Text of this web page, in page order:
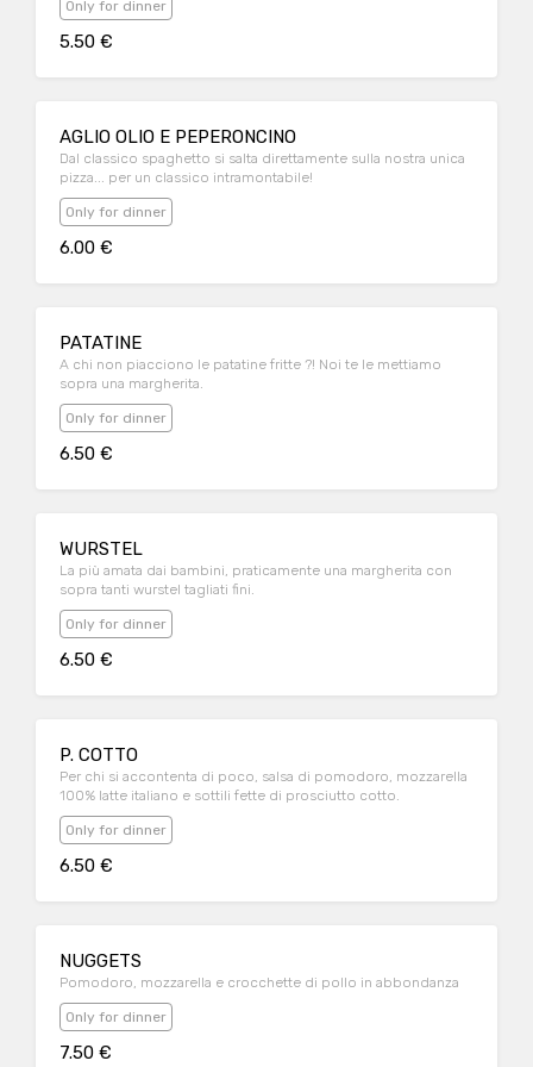
Only for dinner
5.50 €
AGLIO OLIO E PEPERONCINO
Dal classico spaghetto si salta direttamente sulla nostra unica
pizza... per un classico intramontabile!
Only for dinner
6.00 €
PATATINE
A chi non piacciono le patatine fritte ?! Noi te le mettiamo
sopra una margherita.
Only for dinner
6.50 €
WURSTEL
La più amata dai bambini, praticamente una margherita con
sopra tanti wurstel tagliati fini.
Only for dinner
6.50 €
P. COTTO
Per chi si accontenta di poco, salsa di pomodoro, mozzarella
100% latte italiano e sottili fette di prosciutto cotto.
Only for dinner
6.50 €
NUGGETS
Pomodoro, mozzarella e crocchette di pollo in abbondanza
Only for dinner
7.50 €